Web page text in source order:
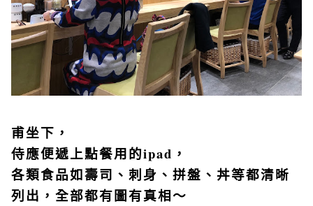
甫坐下，
侍應便遞上點餐用的ipad，
各類食品如壽司、刺身、拼盤、丼等都清晰
列出，全部都有圖有真相～